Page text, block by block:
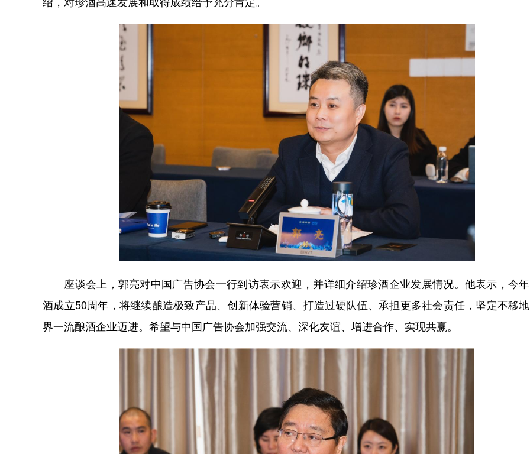
座谈会上，郭亮对中国广告协会一行到访表示欢迎，并详细介绍珍酒企业发展情况。他表示，今
酒成立50周年，将继续酿造极致产品、创新体验营销、打造过硬队伍、承担更多社会责任，坚定不移
界一流酿酒企业迈进。希望与中国广告协会加强交流、深化友谊、增进合作、实现共赢。